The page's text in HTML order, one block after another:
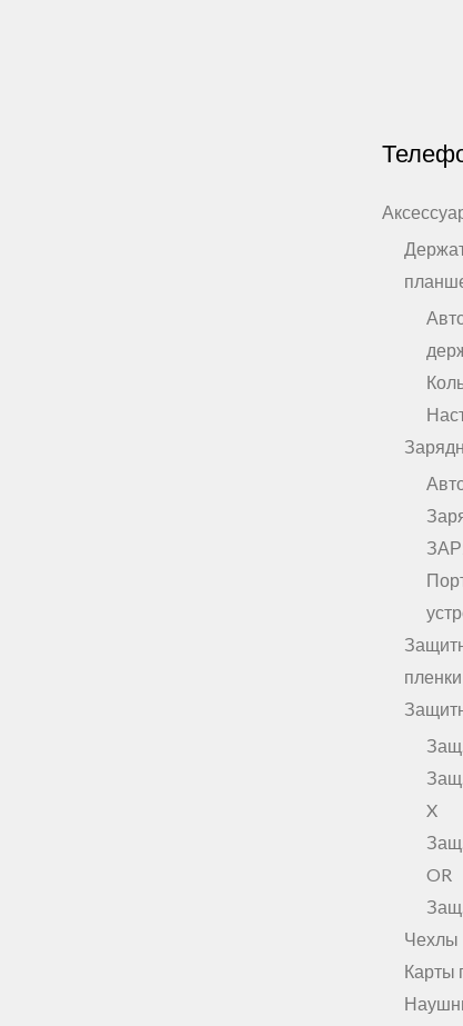
пленки
X
OR
Чехлы
Карты